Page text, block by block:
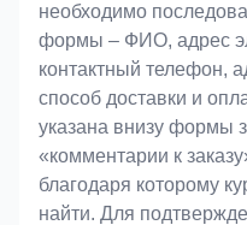
необходимо
формы – ФИО, адрес
контактный телефон,
способ доставки и
указана внизу формы
«комментарии к
благодаря которому
найти. Для